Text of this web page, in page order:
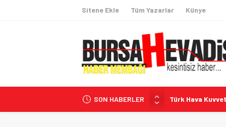
Sitene Ekle Tüm Yazarlar Künye
SON HABERLER
Türk Hava
Emlak Vergisi